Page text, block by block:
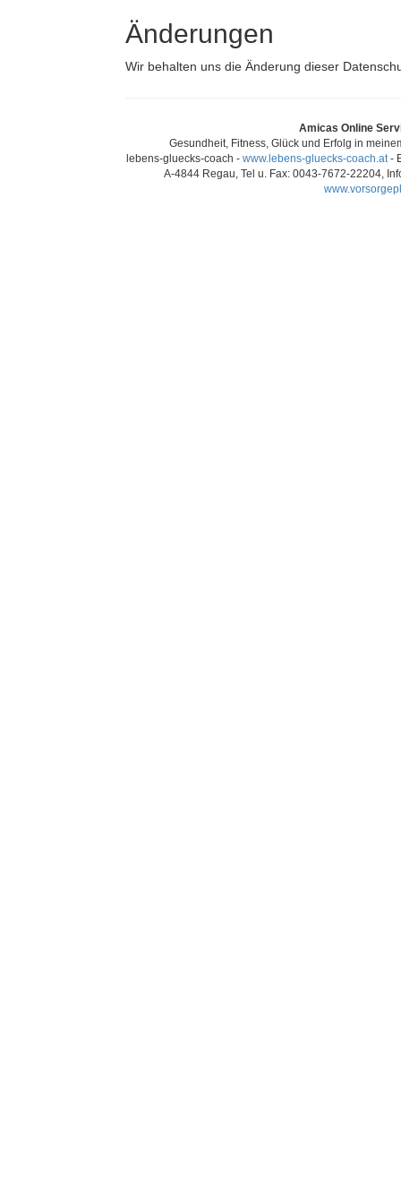
Änderungen
Wir behalten uns die Änderung dieser
Amicas Online
Gesundheit, Fitness, Glück und Erfolg in
lebens-gluecks-coach - www.lebens-gluecks-coach.at-
A-4844 Regau, Tel u. Fax: 0043-7672-22204,